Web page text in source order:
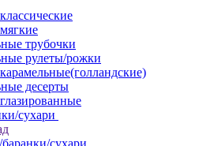
трубочки
рулеты/рожки
десерты
сухари
сухари